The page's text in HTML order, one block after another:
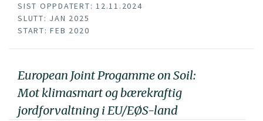
SIST OPPDATERT: 12.11.2024
SLUTT: JAN 2025
START: FEB 2020
European Joint Progamme on Soil:
Mot klimasmart og bærekraftig
jordforvaltning i EU/EØS-land